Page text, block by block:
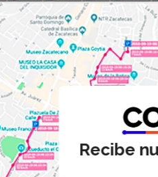
Recibe